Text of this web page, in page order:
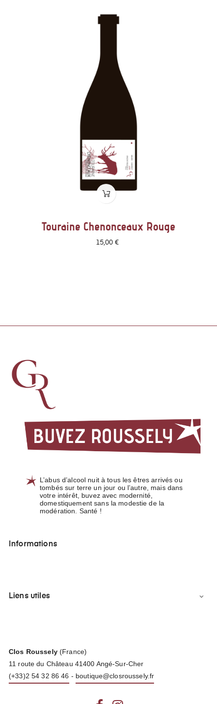
Touraine Chenonceaux Rouge
Prix
15,00 €
L’abus d’alcool nuit à tous les êtres arrivés ou
tombés sur terre un jour ou l’autre, mais dans
votre intérêt, buvez avec modernité,
domestiquement sans la modestie de la
modération. Santé !
Informations
Liens utiles 
Clos Roussely(France)
11 route du Château 41400 Angé-Sur-Cher
(+33)2 54 32 86 46 - boutique@closroussely.fr